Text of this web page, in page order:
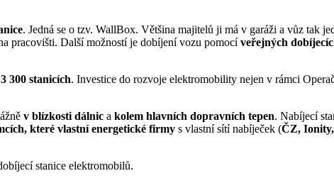
. Jedná se o tzv. WallBox. Většina majitelů ji má v garáži a vůz tak
pracovišti. Další možností je dobíjení vozu pomocíveřejných
300 stanicích. Investice do rozvoje elektromobility nejen v rámci
v blízkosti dálnic a kolem hlavních dopravních tepen. Nabíjecí
které vlastní energetické firmy s vlastní sítí nabíječek (ČZ,
stanice elektromobilů.